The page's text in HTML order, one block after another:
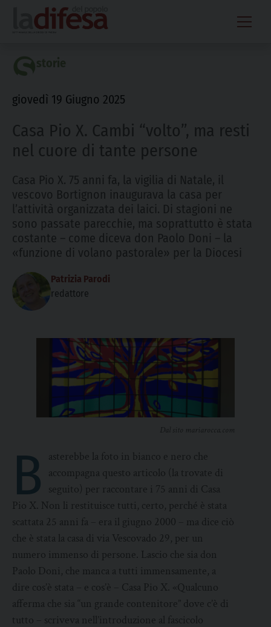
content
giovedì 19 Giugno 2025
Casa Pio X. Cambi “volto”, ma resti
nel cuore di tante persone
Casa Pio X. 75 anni fa, la vigilia di Natale, il
vescovo Bortignon inaugurava la casa per
l’attività organizzata dei laici. Di stagioni ne
sono passate parecchie, ma soprattutto è stata
costante – come diceva don Paolo Doni – la
«funzione di volano pastorale» per la Diocesi
Patrizia Parodi
redattore
Dal sito mariarocca.com
B
asterebbe la foto in bianco e nero che
accompagna questo articolo (la trovate di
seguito) per raccontare i 75 anni di Casa
Pio X. Non li restituisce tutti, certo, perché è stata
scattata 25 anni fa – era il giugno 2000 – ma dice ciò
che è stata la casa di via Vescovado 29, per un
numero immenso di persone. Lascio che sia don
Paolo Doni, che manca a tutti immensamente, a
dire cos’è stata – e cos’è – Casa Pio X. «Qualcuno
afferma che sia “un grande contenitore” dove c’è di
tutto – scriveva nell’introduzione al fascicolo